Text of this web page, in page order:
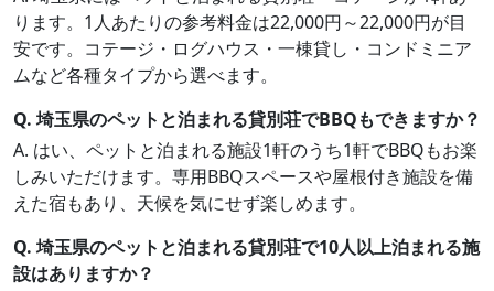
ります。1人あたりの参考料金は22,000円～22,000円が目
安です。コテージ・ログハウス・一棟貸し・コンドミニア
ムなど各種タイプから選べます。
Q. 埼玉県のペットと泊まれる貸別荘でBBQもできますか？
A. はい、ペットと泊まれる施設1軒のうち1軒でBBQもお楽
しみいただけます。専用BBQスペースや屋根付き施設を備
えた宿もあり、天候を気にせず楽しめます。
Q. 埼玉県のペットと泊まれる貸別荘で10人以上泊まれる施
設はありますか？